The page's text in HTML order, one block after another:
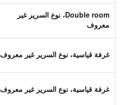
Double room، نوع السرير غير
معروف
غرفة قياسية، نوع السرير غير معروف
غرفة قياسية، نوع السرير غير معروف